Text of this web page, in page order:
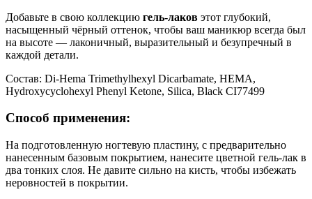
Добавьте в свою коллекцию гель-лаков этот глубокий,
насыщенный чёрный оттенок, чтобы ваш маникюр всегда был
на высоте — лаконичный, выразительный и безупречный в
каждой детали.
Состав: Di-Hema Trimethylhexyl Dicarbamate, HEMA,
Hydroxycyclohexyl Phenyl Ketone, Silica, Black CI77499
Способ применения:
На подготовленную ногтевую пластину, с предварительно
нанесенным базовым покрытием, нанесите цветной гель-лак в
два тонких слоя. Не давите сильно на кисть, чтобы избежать
неровностей в покрытии.